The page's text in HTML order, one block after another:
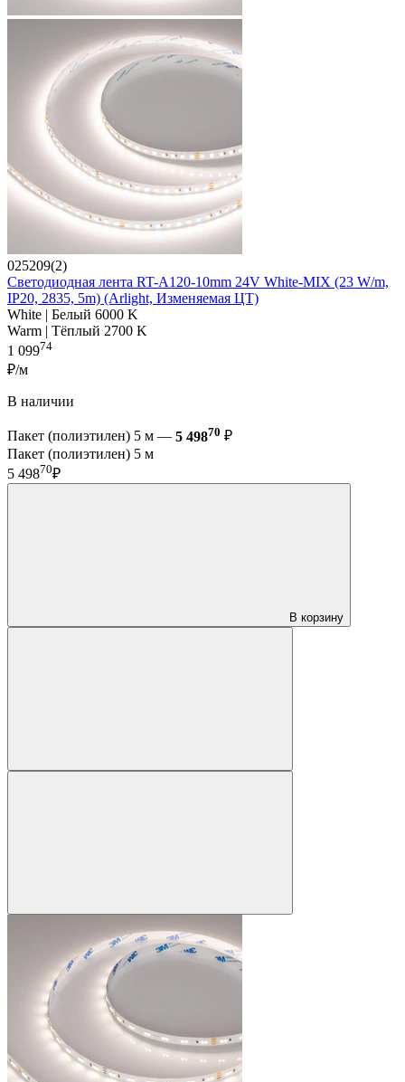
025209(2)
Светодиодная лента RT-A120-10mm 24V White-MIX (23 W/m,
IP20, 2835, 5m) (Arlight, Изменяемая ЦТ)
White | Белый 6000 K
Warm | Тёплый 2700 K
1 09974
₽/м
В наличии
Пакет (полиэтилен) 5 м — 5 49870 ₽
Пакет (полиэтилен) 5 м
5 49870₽
В корзину